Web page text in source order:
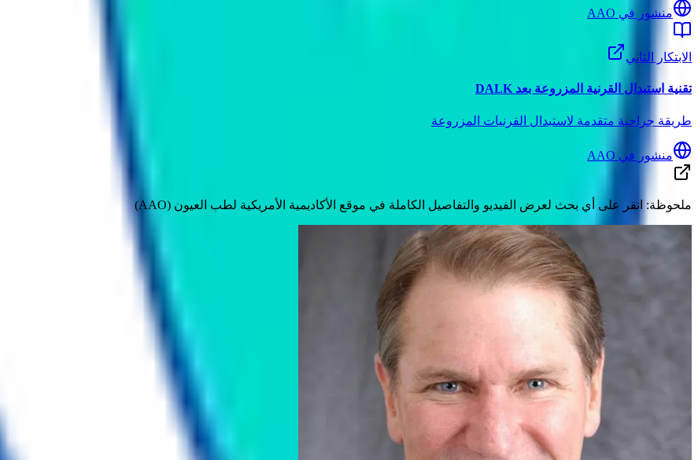
منشور في AAO
الابتكار الثاني
تقنية استبدال القرنية المزروعة بعد DALK
طريقة جراحية متقدمة لاستبدال القرنيات المزروعة
منشور في AAO
ملحوظة: انقر على أي بحث لعرض الفيديو والتفاصيل الكاملة في موقع الأكاديمية الأمريكية لطب العيون (AAO)